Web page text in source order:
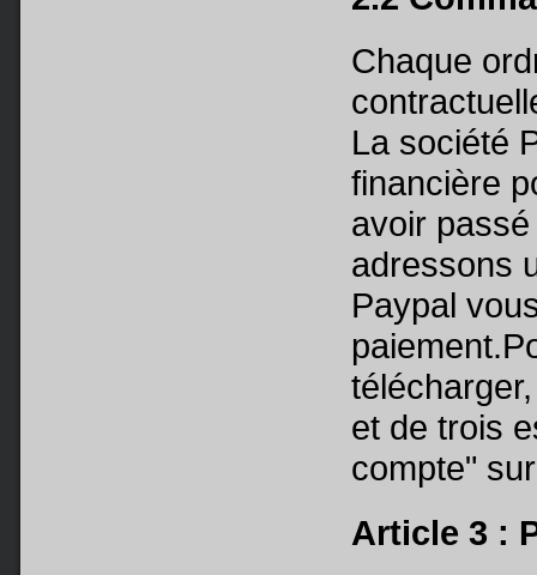
Chaque
La société
financière
avoir
adressons
Paypal
et de trois
compte"
Article 3 :